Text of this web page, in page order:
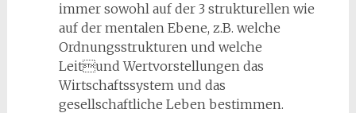
immer sowohl auf der 3 strukturellen wie
auf der mentalen Ebene, z.B. welche
Ordnungsstrukturen und welche
Leitund Wertvorstellungen das
Wirtschaftssystem und das
gesellschaftliche Leben bestimmen.